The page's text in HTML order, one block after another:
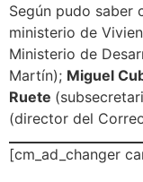
Según pudo saber
ministerio de
Ministerio de
Martín); Miguel
Ruete
(director del
[cm_ad_changer